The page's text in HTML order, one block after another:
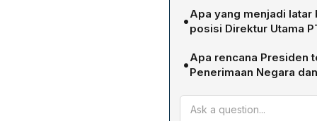
PT Indofarma
membayar gaji Januari
tetap mendesak
15.00‑23.00) dengan
menolak dan memilih
perusahaan.
•Apa yang menjadi latar
posisi Direktur Utama
Antonius NS Kosasih
mengaitkannya dengan
2019. KPK
melanjutkan penyidikan,
temuan tersebut,
•Apa rencana Presiden
Penerimaan Negara
Prabowo Subianto
tahun 2025, sebagaimana